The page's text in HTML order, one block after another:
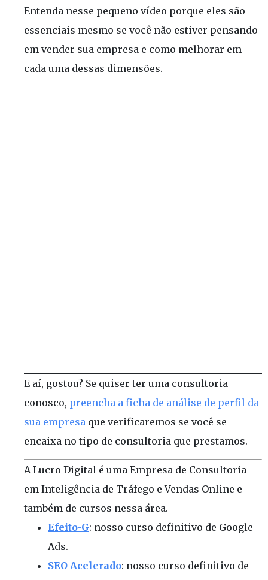
Entenda nesse pequeno vídeo porque eles são
essenciais mesmo se você não estiver pensando
em vender sua empresa e como melhorar em
cada uma dessas dimensões.
E aí, gostou? Se quiser ter uma consultoria
conosco, preencha a ficha de análise de perfil da
sua empresa que verificaremos se você se
encaixa no tipo de consultoria que prestamos.
A Lucro Digital é uma Empresa de Consultoria
em Inteligência de Tráfego e Vendas Online e
também de cursos nessa área.
Efeito-G: nosso curso definitivo de Google
Ads.
SEO Acelerado: nosso curso definitivo de